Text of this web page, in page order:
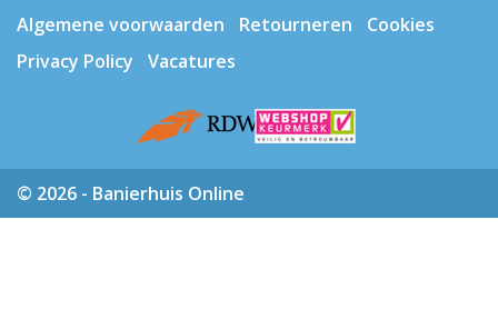
Algemene voorwaarden Retourneren
Cookies
Privacy Policy
Vacatures
© 2026 - Banierhuis Online